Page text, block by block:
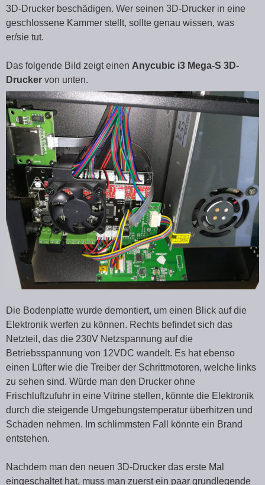
3D-Drucker beschädigen. Wer seinen 3D-Drucker in eine
geschlossene Kammer stellt, sollte genau wissen, was
er/sie tut.
Das folgende Bild zeigt einen Anycubic i3 Mega-S 3D-
Drucker von unten.
Die Bodenplatte wurde demontiert, um einen Blick auf die
Elektronik werfen zu können. Rechts befindet sich das
Netzteil, das die 230V Netzspannung auf die
Betriebsspannung von 12VDC wandelt. Es hat ebenso
einen Lüfter wie die Treiber der Schrittmotoren, welche links
zu sehen sind. Würde man den Drucker ohne
Frischluftzufuhr in eine Vitrine stellen, könnte die Elektronik
durch die steigende Umgebungstemperatur überhitzen und
Schaden nehmen. Im schlimmsten Fall könnte ein Brand
entstehen.
Nachdem man den neuen 3D-Drucker das erste Mal
eingeschaltet hat, muss man zuerst ein paar grundlegende